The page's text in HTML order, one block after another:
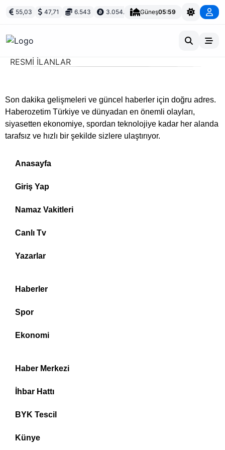
55,03 47,71 6.543 3.054.958 Güneş05:59
RESMİ İLANLAR
Son dakika gelişmeleri ve güncel haberler için doğru adres.
Haberozetim Türkiye ve dünyadan en önemli olayları,
siyasetten ekonomiye, spordan teknolojiye kadar her alanda
tarafsız ve hızlı bir şekilde sizlere ulaştırıyor.
Anasayfa
Giriş Yap
Namaz Vakitleri
Canlı Tv
Yazarlar
Haberler
Spor
Ekonomi
Haber Merkezi
İhbar Hattı
BYK Tescil
Künye